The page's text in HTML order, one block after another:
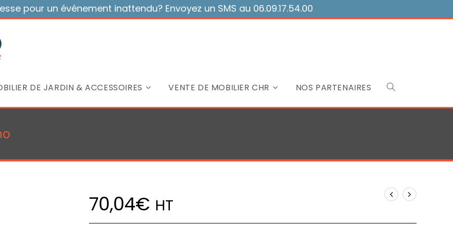
pour un événement inattendu? Envoyez un SMS au 06.09.17.54.00
DE JARDIN & ACCESSOIRES VENTE DE MOBILIER CHR NOS PARTENAIRES Toggle
search
70,04€ HT